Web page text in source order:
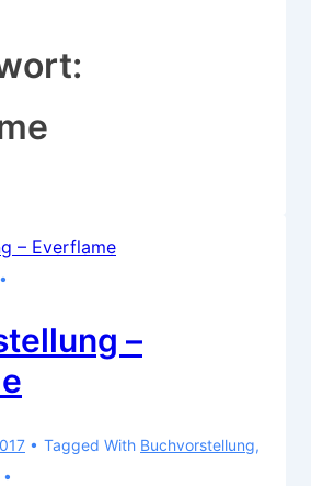
–
Tagged With Buchvorstellung,